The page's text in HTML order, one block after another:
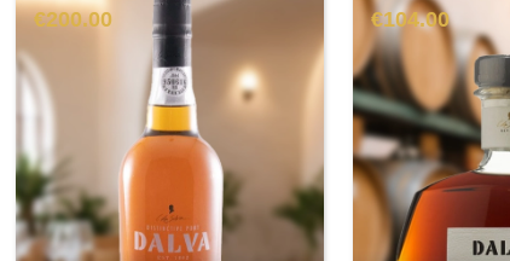
€200.00
€104.00